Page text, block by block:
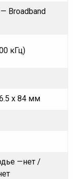
Broadband
кГц)
x 84 мм
—нет /